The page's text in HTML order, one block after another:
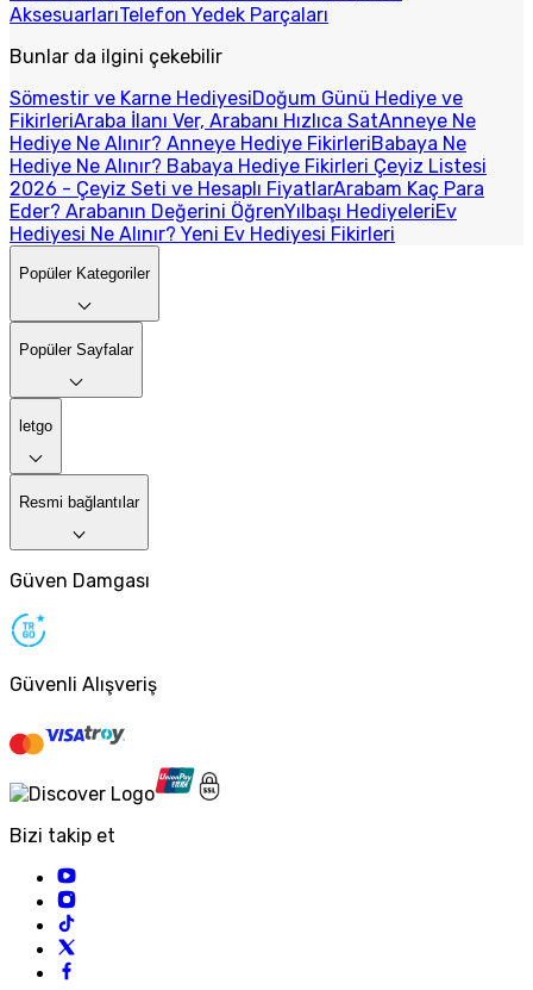
AksesuarlarıTelefon Yedek Parçaları
Bunlar da ilgini çekebilir
Sömestir ve Karne HediyesiDoğum Günü Hediye ve
FikirleriAraba İlanı Ver, Arabanı Hızlıca SatAnneye Ne
Hediye Ne Alınır? Anneye Hediye FikirleriBabaya Ne
Hediye Ne Alınır? Babaya Hediye Fikirleri Çeyiz Listesi
2026 - Çeyiz Seti ve Hesaplı FiyatlarArabam Kaç Para
Eder? Arabanın Değerini ÖğrenYılbaşı HediyeleriEv
Hediyesi Ne Alınır? Yeni Ev Hediyesi Fikirleri
Popüler Kategoriler
Popüler Sayfalar
letgo
Resmi bağlantılar
Güven Damgası
Güvenli Alışveriş
Bizi takip et